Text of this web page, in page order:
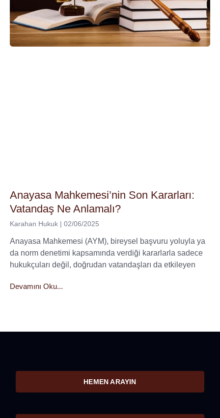
Anayasa Mahkemesi’nin Son Kararları:
Vatandaş Ne Anlamalı?
Karahan Hukuk 02/06/2025
Anayasa Mahkemesi (AYM), bireysel başvuru yoluyla ya
da norm denetimi kapsamında verdiği kararlarla sadece
hukukçuları değil, doğrudan vatandaşları da etkileyen
Devamını Oku...
HEMEN ARAYIN